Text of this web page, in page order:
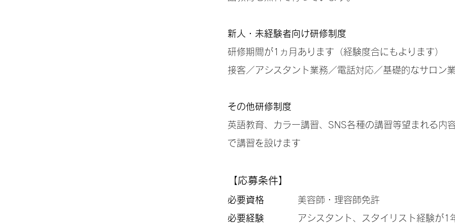
新人・未経験者向け研修制度
研修期間が1ヵ月あります（経験度合にもよります）
接客／アシスタント業務／電話対応／基礎的なサロン
その他研修制度
英語教育、カラー講習、SNS各種の講習等望まれる内
で講習を設けます
【応募条件】
必要資格 美容師・理容師免許
必要経験
アシスタント、スタイリスト経験が1